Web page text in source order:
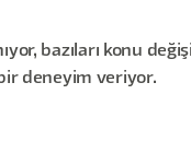
bazıları konu
deneyim veriyor.